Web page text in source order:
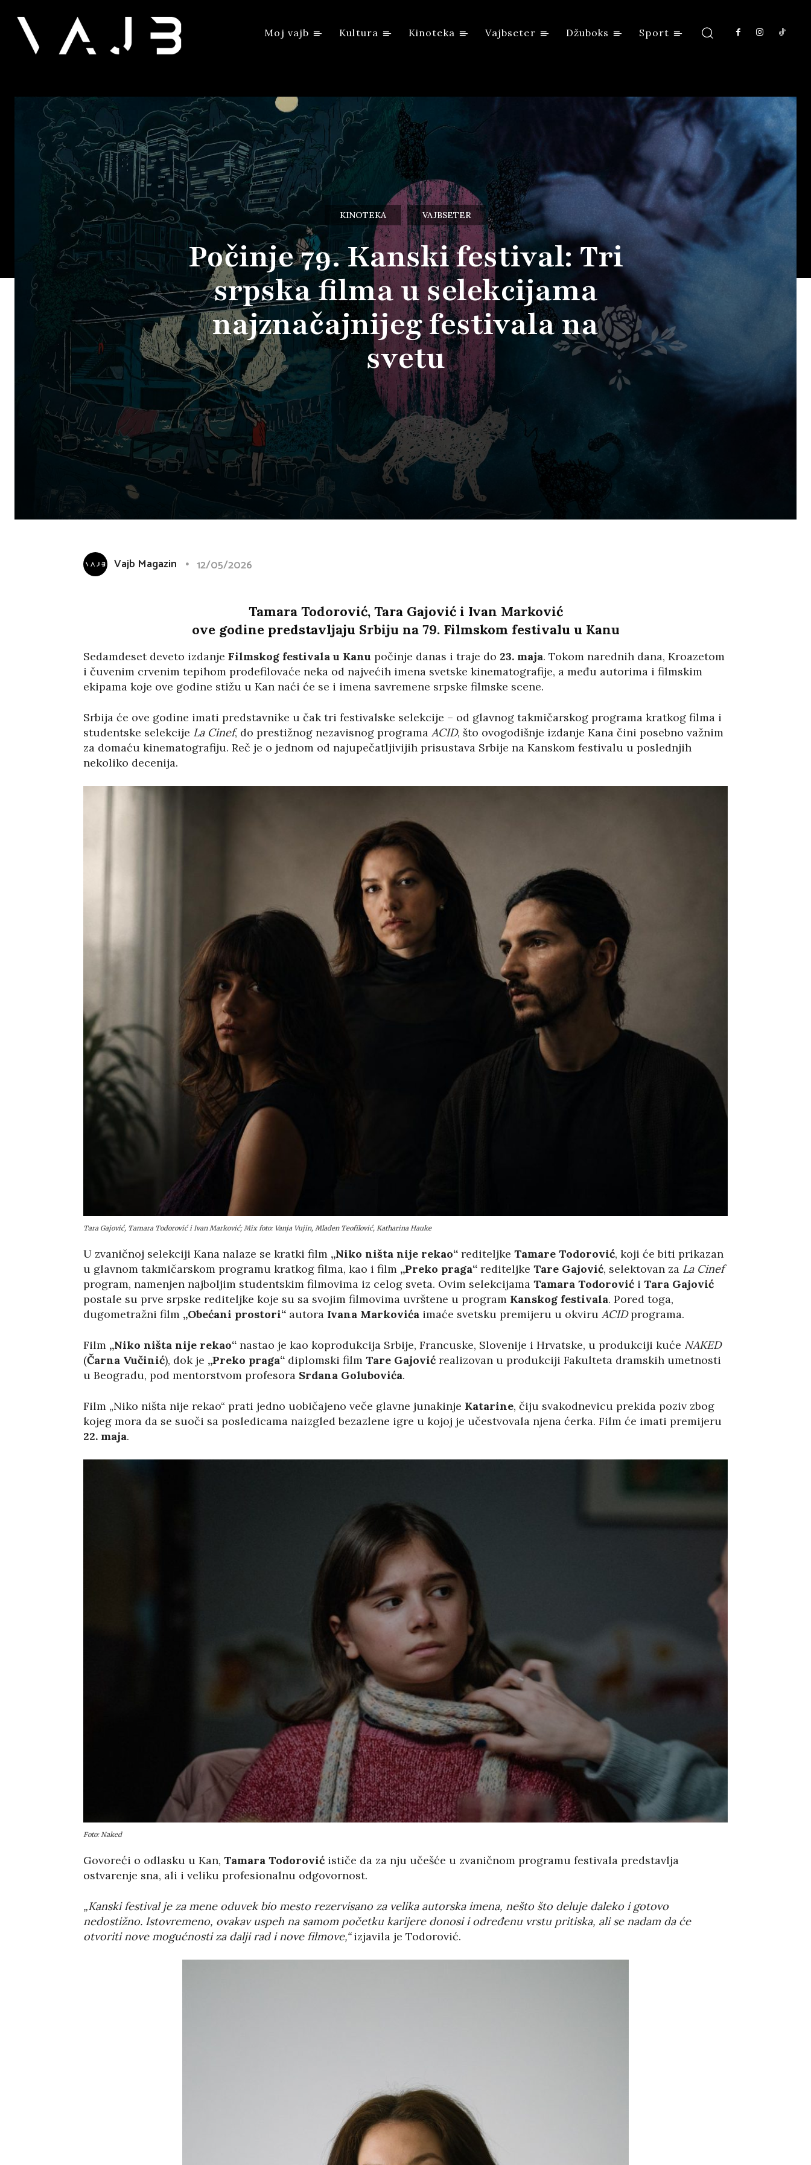
Moj vajb Kultura Kinoteka Vajbseter Džuboks Sport
KINOTEKA VAJBSETER
Počinje 79. Kanski festival: Tri
srpska filma u selekcijama
najznačajnijeg festivala na
svetu
Vajb Magazin 12/05/2026
Tamara Todorović, Tara Gajović i Ivan Marković
ove godine predstavljaju Srbiju na 79. Filmskom festivalu u Kanu
Sedamdeset deveto izdanje Filmskog festivala u Kanu počinje danas i traje do 23. maja. Tokom narednih dana, Kroazetom
i čuvenim crvenim tepihom prodefilovaće neka od najvećih imena svetske kinematografije, a među autorima i filmskim
ekipama koje ove godine stižu u Kan naći će se i imena savremene srpske filmske scene.
Srbija će ove godine imati predstavnike u čak tri festivalske selekcije – od glavnog takmičarskog programa kratkog filma i
studentske selekcije La Cinef, do prestižnog nezavisnog programa ACID, što ovogodišnje izdanje Kana čini posebno važnim
za domaću kinematografiju. Reč je o jednom od najupečatljivijih prisustava Srbije na Kanskom festivalu u poslednjih
nekoliko decenija.
Tara Gajović, Tamara Todorović i Ivan Marković; Mix foto: Vanja Vujin, Mladen Teofilović, Katharina Hauke
U zvaničnoj selekciji Kana nalaze se kratki film „Niko ništa nije rekao“ rediteljke Tamare Todorović, koji će biti prikazan
u glavnom takmičarskom programu kratkog filma, kao i film „Preko praga“ rediteljke Tare Gajović, selektovan za La Cinef
program, namenjen najboljim studentskim filmovima iz celog sveta. Ovim selekcijama Tamara Todorović i Tara Gajović
postale su prve srpske rediteljke koje su sa svojim filmovima uvrštene u program Kanskog festivala. Pored toga,
dugometražni film „Obećani prostori“ autora Ivana Markovića imaće svetsku premijeru u okviru ACIDprograma.
Film „Niko ništa nije rekao“ nastao je kao koprodukcija Srbije, Francuske, Slovenije i Hrvatske, u produkciji kuće NAKED
(Čarna Vučinić), dok je „Preko praga“ diplomski film Tare Gajović realizovan u produkciji Fakulteta dramskih umetnosti
u Beogradu, pod mentorstvom profesora Srdana Golubovića.
Film „Niko ništa nije rekao“ prati jedno uobičajeno veče glavne junakinje Katarine, čiju svakodnevicu prekida poziv zbog
kojeg mora da se suoči sa posledicama naizgled bezazlene igre u kojoj je učestvovala njena ćerka. Film će imati premijeru
22. maja.
Foto: Naked
Govoreći o odlasku u Kan, Tamara Todorović ističe da za nju učešće u zvaničnom programu festivala predstavlja
ostvarenje sna, ali i veliku profesionalnu odgovornost.
„Kanski festival je za mene oduvek bio mesto rezervisano za velika autorska imena, nešto što deluje daleko i gotovo
nedostižno. Istovremeno, ovakav uspeh na samom početku karijere donosi i određenu vrstu pritiska, ali se nadam da će
otvoriti nove mogućnosti za dalji rad i nove filmove,“izjavila je Todorović.